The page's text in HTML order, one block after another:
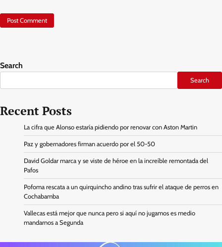
Search
Search
Recent Posts
La cifra que Alonso estaría pidiendo por renovar con Aston Martin
Paz y gobernadores firman acuerdo por el 50-50
David Goldar marca y se viste de héroe en la increíble remontada del
Pafos
Pofoma rescata a un quirquincho andino tras sufrir el ataque de perros en
Cochabamba
Vallecas está mejor que nunca pero si aquí no jugamos es medio
mandarnos a Segunda